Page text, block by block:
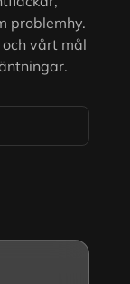
problemhy.
vårt mål